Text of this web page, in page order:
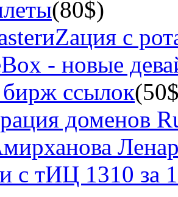
(80$)
с
- новые
ссылок
доменов
с тИЦ 1310 за